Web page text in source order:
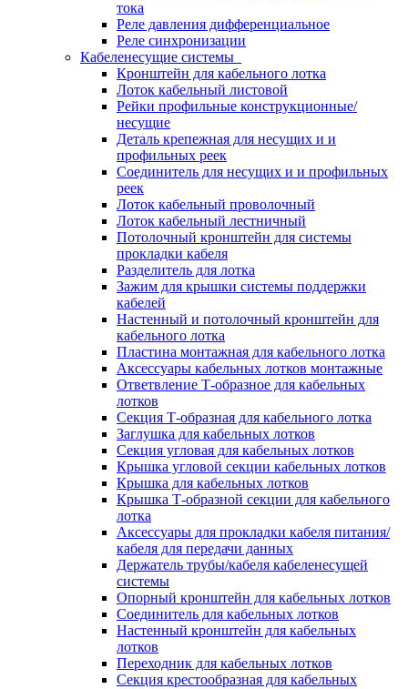
тока
Реле давления дифференциальное
Реле синхронизации
Кабеленесущие системы
Кронштейн для кабельного лотка
Лоток кабельный листовой
Рейки профильные конструкционные/
несущие
Деталь крепежная для несущих и и
профильных реек
Соединитель для несущих и и профильных
реек
Лоток кабельный проволочный
Лоток кабельный лестничный
Потолочный кронштейн для системы
прокладки кабеля
Разделитель для лотка
Зажим для крышки системы поддержки
кабелей
Настенный и потолочный кронштейн для
кабельного лотка
Пластина монтажная для кабельного лотка
Аксессуары кабельных лотков монтажные
Ответвление Т-образное для кабельных
лотков
Секция Т-образная для кабельного лотка
Заглушка для кабельных лотков
Секция угловая для кабельных лотков
Крышка угловой секции кабельных лотков
Крышка для кабельных лотков
Крышка Т-образной секции для кабельного
лотка
Аксессуары для прокладки кабеля питания/
кабеля для передачи данных
Держатель трубы/кабеля кабеленесущей
системы
Опорный кронштейн для кабельных лотков
Соединитель для кабельных лотков
Настенный кронштейн для кабельных
лотков
Переходник для кабельных лотков
Секция крестообразная для кабельных